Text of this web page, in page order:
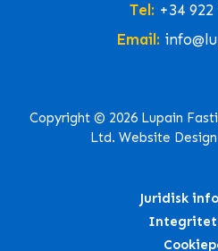
Tel: +34 922
Email:
Copyright © 2026 Lupain
Ltd. Website
Juridisk